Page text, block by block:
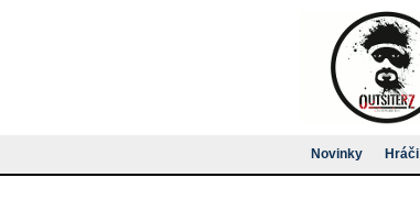
Novinky Hráči